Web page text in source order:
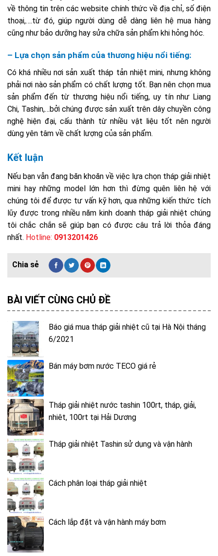
về thông tin trên các website chính thức về địa chỉ, số điện
thoại,….từ đó, giúp người dùng dễ dàng liên hệ mua hàng
cũng như bảo dưỡng hay sửa chữa sản phẩm khi hỏng hóc.
– Lựa chọn sản phẩm của thương hiệu nổi tiếng:
Có khá nhiều nơi sản xuất tháp tản nhiệt mini, nhưng không
phải nơi nào sản phẩm có chất lượng tốt. Bạn nên chọn mua
sản phẩm đến từ thương hiệu nổi tiếng, uy tín như Liang
Chi, Tashin,…bởi chúng được sản xuất trên dây chuyền công
nghệ hiện đại, cấu thành từ nhiều vật liệu tốt nên người
dùng yên tâm về chất lượng của sản phẩm.
Kết luận
Nếu bạn vẫn đang băn khoăn về việc lựa chọn tháp giải nhiệt
mini hay những model lớn hơn thì đừng quên liên hệ với
chúng tôi để được tư vấn kỹ hơn, qua những kiến thức tích
lũy được trong nhiều năm kinh doanh tháp giải nhiệt chúng
tôi chắc chắn sẽ giúp bạn có được câu trả lời thỏa đáng
nhất. Hotline: 0913201426
BÀI VIẾT CÙNG CHỦ ĐỀ
Báo giá mua tháp giải nhiệt cũ tại Hà Nội tháng
6/2021
Bán máy bơm nước TECO giá rẻ
Tháp giải nhiệt nước tashin 100rt, tháp, giải,
nhiêt, 100rt tại Hải Dương
Tháp giải nhiệt Tashin sử dụng và vận hành
Cách phân loại tháp giải nhiệt
Cách lắp đặt và vận hành máy bơm